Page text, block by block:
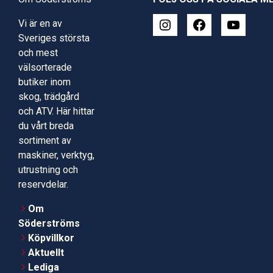
Vi är en av
Sveriges största
och mest
välsorterade
butiker inom
skog, trädgård
och ATV. Här hittar
du vårt breda
sortiment av
maskiner, verktyg,
utrustning och
reservdelar.
Om
Söderströms
Köpvillkor
Aktuellt
Lediga